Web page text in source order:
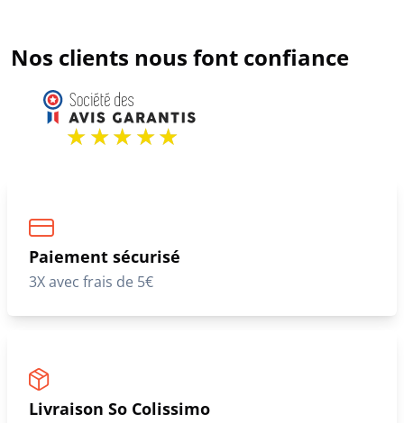
Nos clients nous font confiance
Paiement sécurisé
3X avec frais de 5€
Livraison So Colissimo